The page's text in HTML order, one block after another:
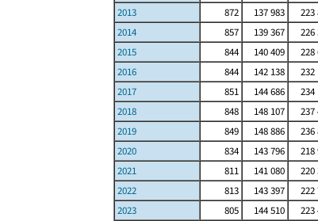
2013
872 137 983 223
2014
857 139 367 226
2015
844 140 409 228
2016
844 142 138 232
2017
851 144 686 234
2018
848 148 107 237
2019
849 148 886 236
2020
834 143 796 218
2021
811 141 080 220
2022
813 143 397 222
2023
805 144 510 223